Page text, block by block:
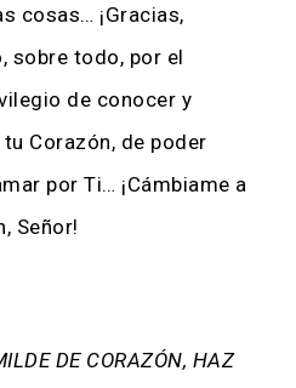
cosas… ¡Gracias,
sobre todo, por el
de conocer y
Corazón, de poder
por Ti… ¡Cámbiame a
Señor!
DE CORAZÓN, HAZ